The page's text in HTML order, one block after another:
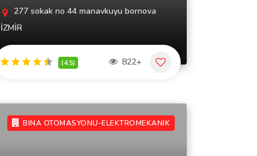
277 sokak no 44 manavkuyu bornova
İZMİR
(4.5) 822+
BINA OTOMASYONU-ELEKTROMEKANIK